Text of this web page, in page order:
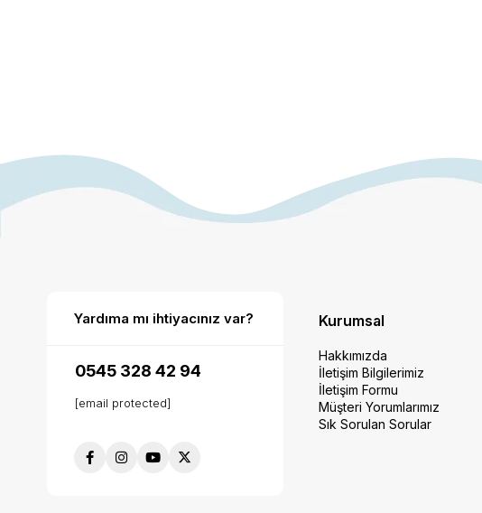
Yardıma mı ihtiyacınız var?
0545 328 42 94
[email protected]
Kurumsal
Hakkımızda
İletişim Bilgilerimiz
İletişim Formu
Müşteri Yorumlarımız
Sık Sorulan Sorular